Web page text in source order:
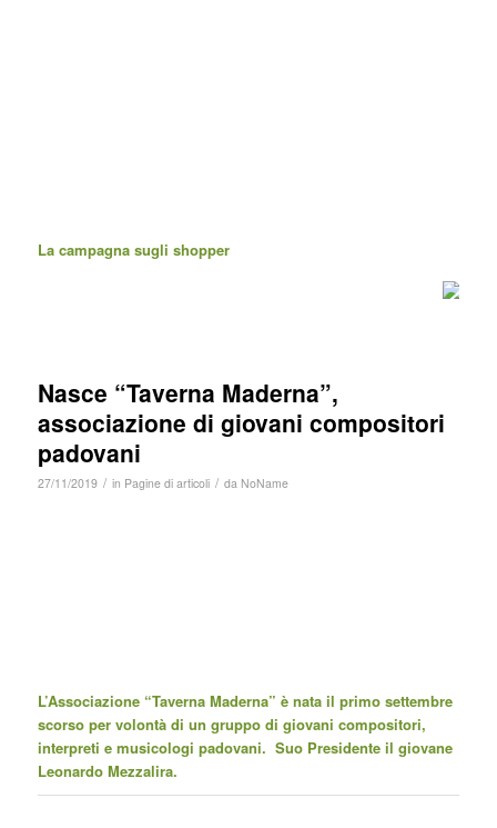
La campagna sugli shopper
Nasce “Taverna Maderna”,
associazione di giovani compositori
padovani
27/11/2019 / in Pagine di articoli / da NoName
L’Associazione “Taverna Maderna” è nata il primo settembre
scorso per volontà di un gruppo di giovani compositori,
interpreti e musicologi padovani. Suo Presidente il giovane
Leonardo Mezzalira.